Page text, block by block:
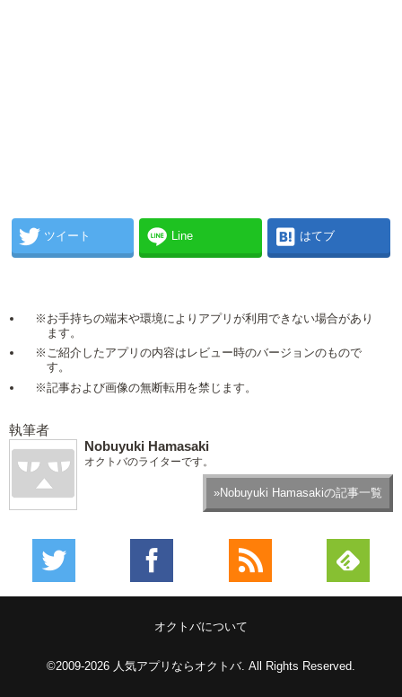
ツイート Line はてブ
※お手持ちの端末や環境によりアプリが利用できない場合があり
ます。
※ご紹介したアプリの内容はレビュー時のバージョンのもので
す。
※記事および画像の無断転用を禁じます。
執筆者
Nobuyuki Hamasaki
オクトバのライターです。
»Nobuyuki Hamasakiの記事一覧
オクトバについて
©2009-2026 人気アプリならオクトバ. All Rights Reserved.